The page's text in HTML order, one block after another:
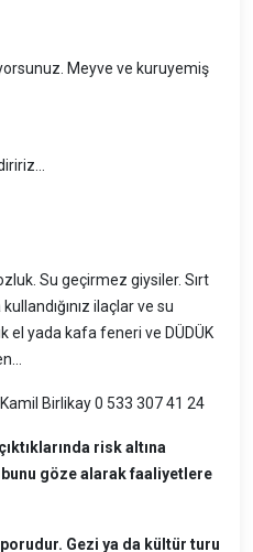
Meyve ve kuruyemiş
Su geçirmez giysiler. Sırt
ilaçlar ve su
el yada kafa feneri ve DÜDÜK
Birlikay 0 533 307 41 24
risk altına
göze alarak faaliyetlere
Gezi ya da kültür turu